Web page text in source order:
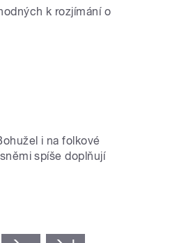
k rozjímání o
i na folkové
spíše doplňují